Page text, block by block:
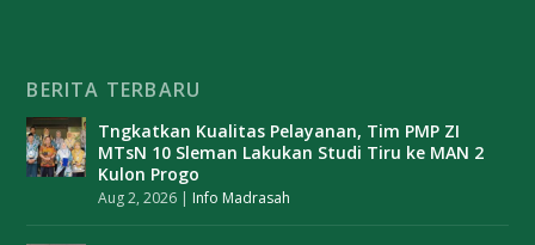
BERITA TERBARU
Tngkatkan Kualitas Pelayanan, Tim PMP ZI
MTsN 10 Sleman Lakukan Studi Tiru ke MAN 2
Kulon Progo
Aug 2, 2026 | Info Madrasah